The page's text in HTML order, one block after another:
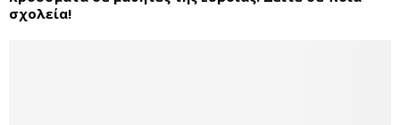
σχολεία!